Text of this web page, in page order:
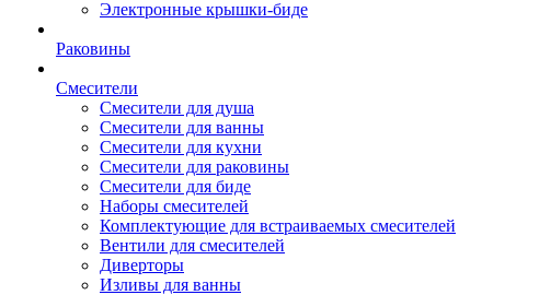
Электронные крышки-биде
Раковины
Смесители
Смесители для душа
Смесители для ванны
Смесители для кухни
Смесители для раковины
Смесители для биде
Наборы смесителей
Комплектующие для встраиваемых смесителей
Вентили для смесителей
Диверторы
Изливы для ванны